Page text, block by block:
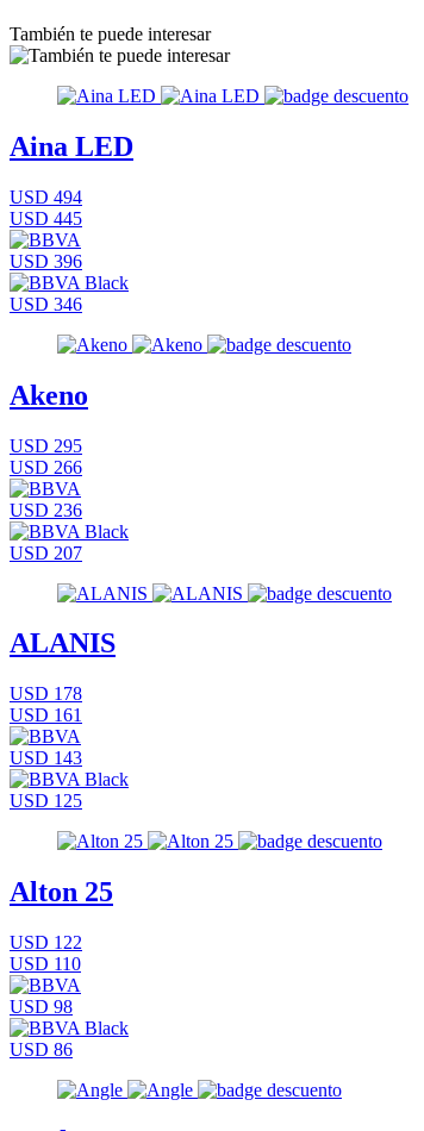
También te puede interesar
Aina LED
USD 494
USD 445
USD 396
USD 346
Akeno
USD 295
USD 266
USD 236
USD 207
ALANIS
USD 178
USD 161
USD 143
USD 125
Alton 25
USD 122
USD 110
USD 98
USD 86